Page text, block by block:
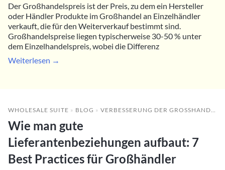
Der Großhandelspreis ist der Preis, zu dem ein Hersteller
oder Händler Produkte im Großhandel an Einzelhändler
verkauft, die für den Weiterverkauf bestimmt sind.
Großhandelspreise liegen typischerweise 30-50 % unter
dem Einzelhandelspreis, wobei die Differenz
Weiterlesen →
WHOLESALE SUITE » BLOG » VERBESSERUNG DER GROSSHANDELSLEISTUNG
Wie man gute
Lieferantenbeziehungen aufbaut: 7
Best Practices für Großhändler